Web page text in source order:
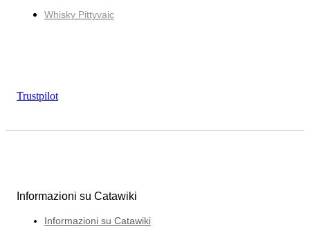
Whisky Pittyvaic
Trustpilot
Informazioni su Catawiki
Informazioni su Catawiki